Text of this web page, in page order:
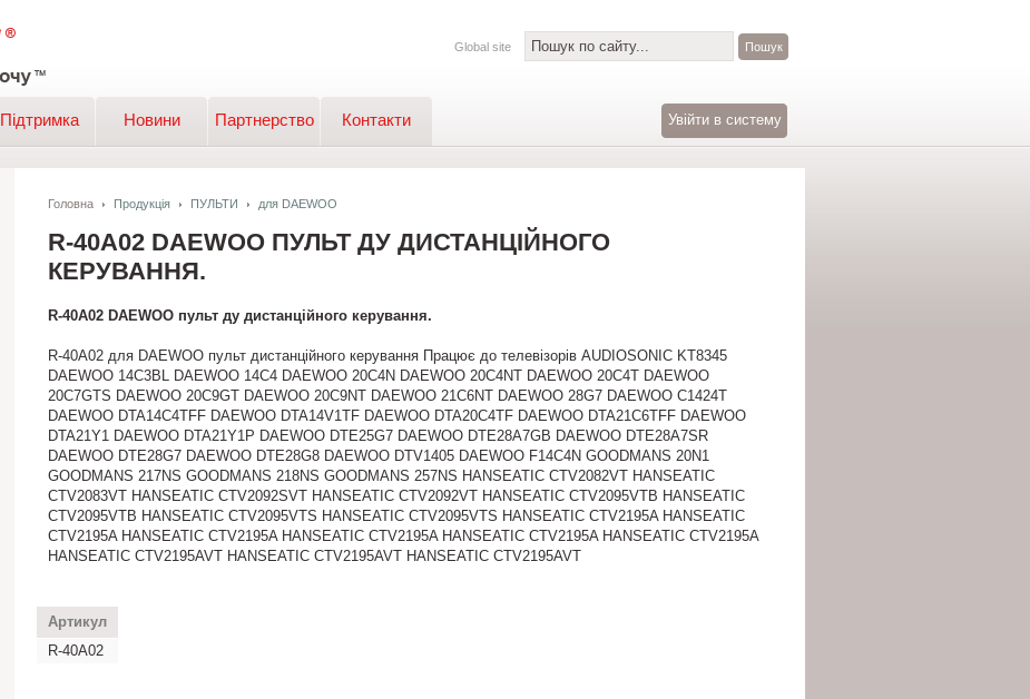
Global site
Підтримка Новини Партнерство Контакти Увійти в систему
Головна Продукція ПУЛЬТИ для DAEWOO
R-40A02 DAEWOO ПУЛЬТ ДУ ДИСТАНЦІЙНОГО
КЕРУВАННЯ.
R-40A02 DAEWOO пульт ду дистанційного керування.
R-40A02 для DAEWOO пульт дистанційного керування Працює до телевізорів AUDIOSONIC KT8345
DAEWOO 14C3BL DAEWOO 14C4 DAEWOO 20C4N DAEWOO 20C4NT DAEWOO 20C4T DAEWOO
20C7GTS DAEWOO 20C9GT DAEWOO 20C9NT DAEWOO 21C6NT DAEWOO 28G7 DAEWOO C1424T
DAEWOO DTA14C4TFF DAEWOO DTA14V1TF DAEWOO DTA20C4TF DAEWOO DTA21C6TFF DAEWOO
DTA21Y1 DAEWOO DTA21Y1P DAEWOO DTE25G7 DAEWOO DTE28A7GB DAEWOO DTE28A7SR
DAEWOO DTE28G7 DAEWOO DTE28G8 DAEWOO DTV1405 DAEWOO F14C4N GOODMANS 20N1
GOODMANS 217NS GOODMANS 218NS GOODMANS 257NS HANSEATIC CTV2082VT HANSEATIC
CTV2083VT HANSEATIC CTV2092SVT HANSEATIC CTV2092VT HANSEATIC CTV2095VTB HANSEATIC
CTV2095VTB HANSEATIC CTV2095VTS HANSEATIC CTV2095VTS HANSEATIC CTV2195A HANSEATIC
CTV2195A HANSEATIC CTV2195A HANSEATIC CTV2195A HANSEATIC CTV2195A HANSEATIC CTV2195A
HANSEATIC CTV2195AVT HANSEATIC CTV2195AVT HANSEATIC CTV2195AVT
Артикул
R-40A02